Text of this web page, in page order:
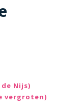
Nijs)
vergroten)